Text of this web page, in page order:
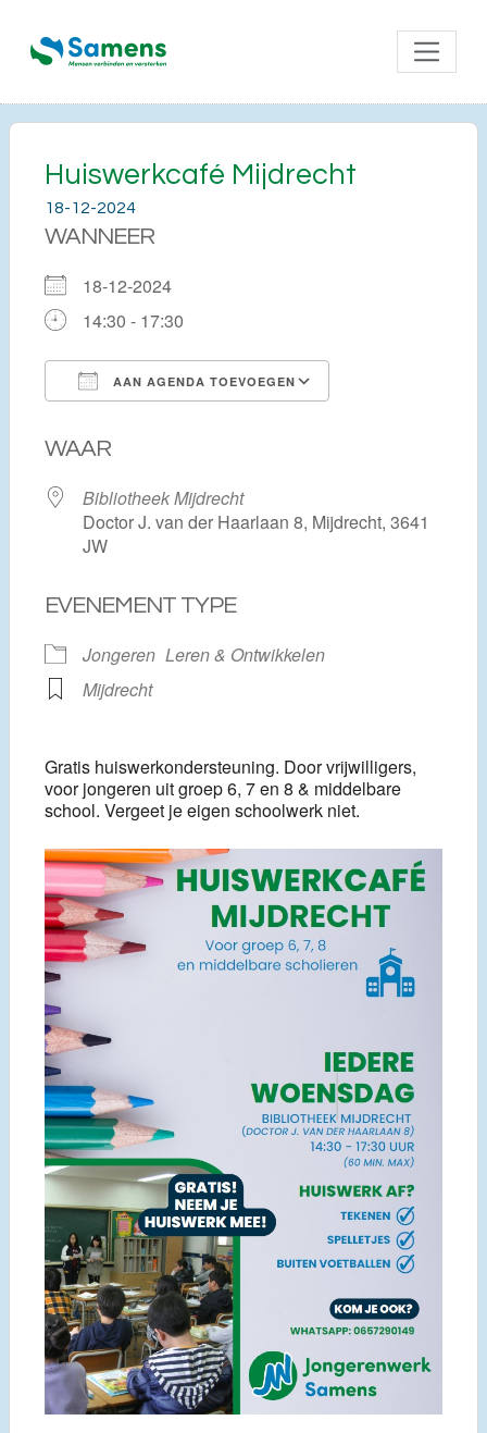
Huiswerkcafé Mijdrecht
18-12-2024
WANNEER
18-12-2024
14:30 - 17:30
AAN AGENDA TOEVOEGEN
WAAR
Bibliotheek Mijdrecht
Doctor J. van der Haarlaan 8, Mijdrecht, 3641
JW
EVENEMENT TYPE
Jongeren Leren & Ontwikkelen
Mijdrecht
Gratis huiswerkondersteuning. Door vrijwilligers,
voor jongeren uit groep 6, 7 en 8 & middelbare
school. Vergeet je eigen schoolwerk niet.